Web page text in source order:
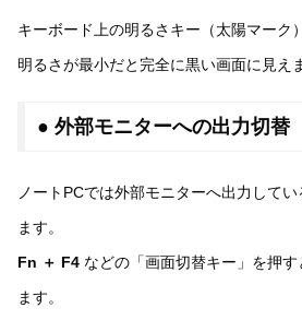
キーボード上の明るさキー（太陽マーク
明るさが最小だと完全に黒い画面に見え
● 外部モニターへの出力切替
ノートPCでは外部モニターへ出力して
ます。
Fn ＋ F4 などの「画面切替キー」を押
ます。